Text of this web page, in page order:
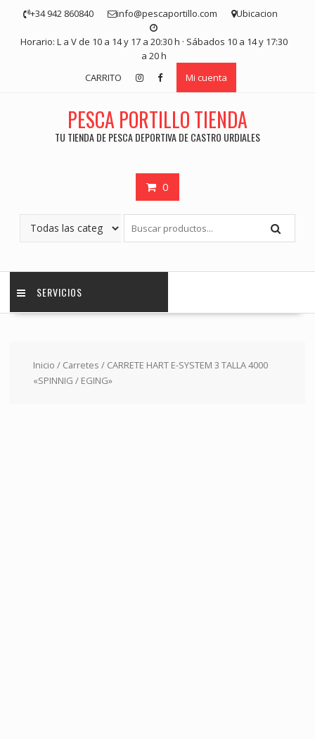
contenido
+34 942 860840 info@pescaportillo.com Ubicacion
Horario: L a V de 10 a 14 y 17 a 20:30 h · Sábados 10 a 14 y 17:30
a 20 h
CARRITO
Mi cuenta
PESCA PORTILLO TIENDA
TU TIENDA DE PESCA DEPORTIVA DE CASTRO URDIALES
0
SERVICIOS
Inicio / Carretes / CARRETE HART E-SYSTEM 3 TALLA 4000
«SPINNIG / EGING»